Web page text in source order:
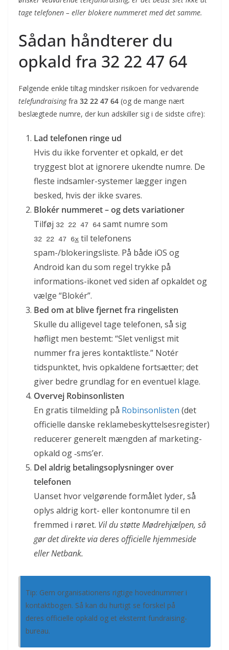
tage telefonen – eller blokere nummeret med det samme.
Sådan håndterer du
opkald fra 32 22 47 64
Følgende enkle tiltag mindsker risikoen for vedvarende
telefundraisingfra 32 22 47 64 (og de mange nært
beslægtede numre, der kun adskiller sig i de sidste cifre):
Lad telefonen ringe ud
Hvis du ikke forventer et opkald, er det
tryggest blot at ignorere ukendte numre. De
fleste indsamler-systemer lægger ingen
besked, hvis der ikke svares.
Blokér nummeret – og dets variationer
Tilføj 32 22 47 64 samt numre som
32 22 47 6x til telefonens
spam-/blokeringsliste. På både iOS og
Android kan du som regel trykke på
informations-ikonet ved siden af opkaldet og
vælge “Blokér”.
Bed om at blive fjernet fra ringelisten
Skulle du alligevel tage telefonen, så sig
høfligt men bestemt: “Slet venligst mit
nummer fra jeres kontaktliste.” Notér
tidspunktet, hvis opkaldene fortsætter; det
giver bedre grundlag for en eventuel klage.
Overvej Robinsonlisten
En gratis tilmelding på Robinsonlisten (det
officielle danske reklamebeskyttelsesregister)
reducerer generelt mængden af marketing-
opkald og ‑sms’er.
Del aldrig betalingsoplysninger over
telefonen
Uanset hvor velgørende formålet lyder, så
oplys aldrig kort- eller kontonumre til en
fremmed i røret. Vil du støtte Mødrehjælpen, så
gør det direkte via deres officielle hjemmeside
eller Netbank.
Tip: Gem organisationens rigtige hovednummer i
kontaktbogen. Så kan du hurtigt se forskel på
deres officielle opkald og et eksternt fundraising-
bureau.